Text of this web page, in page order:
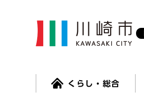
くらし・総合